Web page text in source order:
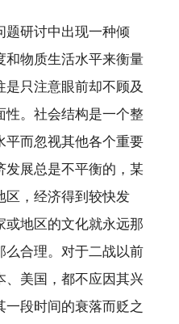
题研讨中出现一种倾
和物质生活水平来衡量
只注意眼前却不顾及
性。社会结构是一个整
平而忽视其他各个重要
发展总是不平衡的，某
区，经济得到较快发
或地区的文化就永远那
么合理。对于二战以前
、美国，都不应因其兴
段时间的衰落而贬之